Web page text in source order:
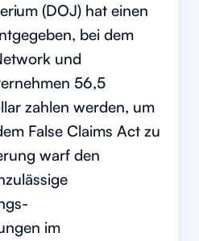
(DOJ) hat einen
bei dem
und
56,5
zahlen werden, um
False Claims Act zu
warf den
im